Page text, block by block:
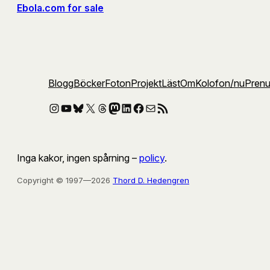
Ebola.com for sale
BloggBöckerFotonProjektLästOmKolofon/nu
Instagram
YouTube
Bluesky
X Threads
Mastodon
LinkedIn
Facebook
E-postRSS-flöde
Inga kakor, ingen spårning – policy.
Copyright © 1997—2026 Thord D. Hedengren